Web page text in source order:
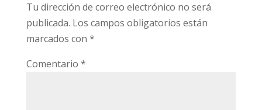
Tu dirección de correo electrónico no será
publicada. Los campos obligatorios están
marcados con *
Comentario *